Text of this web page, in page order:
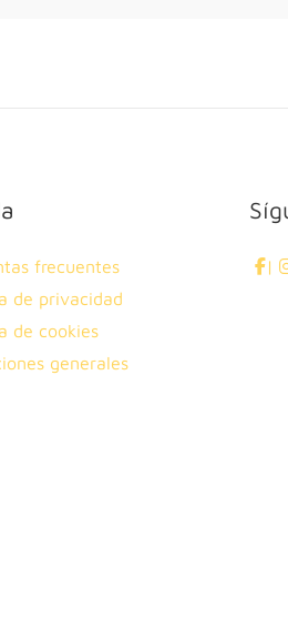
frecuentes
de privacidad
de cookies
generales
|